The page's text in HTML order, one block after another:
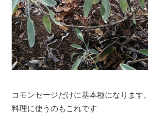
コモンセージだけに基本種になります。
料理に使うのもこれです